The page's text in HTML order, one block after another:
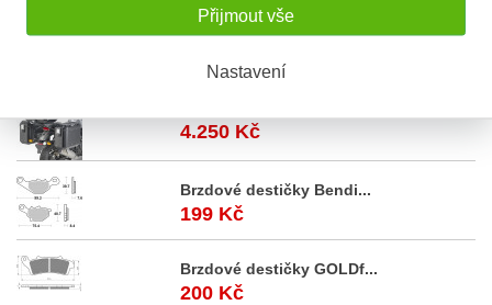
Přijmout vše
Nastavení
BMW R 1200 GS (04-12)
4.250 Kč
Brzdové destičky Bendi...
199 Kč
Brzdové destičky GOLDf...
200 Kč